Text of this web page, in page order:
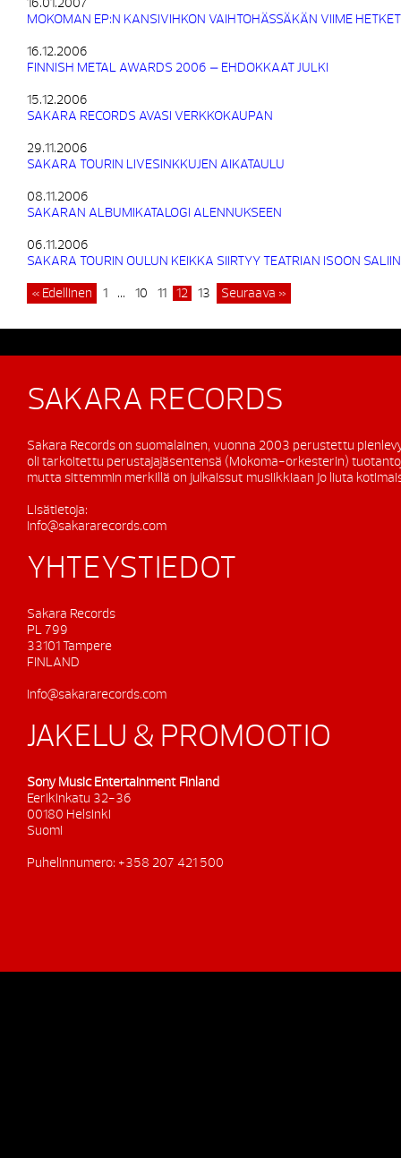
16.01.2007
MOKOMAN EP:N KANSIVIHKON VAIHTOHÄSSÄKÄN VIIME HETKET
16.12.2006
FINNISH METAL AWARDS 2006 – EHDOKKAAT JULKI
15.12.2006
SAKARA RECORDS AVASI VERKKOKAUPAN
29.11.2006
SAKARA TOURIN LIVESINKKUJEN AIKATAULU
08.11.2006
SAKARAN ALBUMIKATALOGI ALENNUKSEEN
06.11.2006
SAKARA TOURIN OULUN KEIKKA SIIRTYY TEATRIAN ISOON SALIIN
« Edellinen 1 … 10 11 12 13 Seuraava »
SAKARA RECORDS
Sakara Records on suomalainen, vuonna 2003 perustettu
oli tarkoitettu perustajajäsentensä (Mokoma-orkesterin)
mutta sittemmin merkillä on julkaissut musiikkiaan jo liuta
Lisätietoja:
info@sakararecords.com
YHTEYSTIEDOT
Sakara Records
PL 799
33101 Tampere
FINLAND
info@sakararecords.com
JAKELU & PROMOOTIO
Sony Music Entertainment Finland
Eerikinkatu 32-36
00180 Helsinki
Suomi
Puhelinnumero: +358 207 421 500